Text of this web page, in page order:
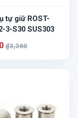
tự giữ ROST-
3-S30 SUS303
₫3,360